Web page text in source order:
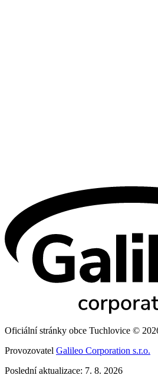
Oficiální stránky obce Tuchlovice ©
Provozovatel Galileo Corporation s.r.o.
Poslední aktualizace: 7. 8. 2026